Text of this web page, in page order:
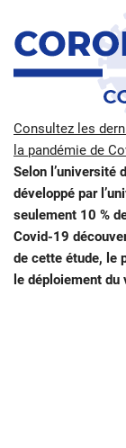
Consultez les
la pandémie de
Selon l’université
développé par
seulement 10 %
Covid-19
de cette étude, le
le déploiement